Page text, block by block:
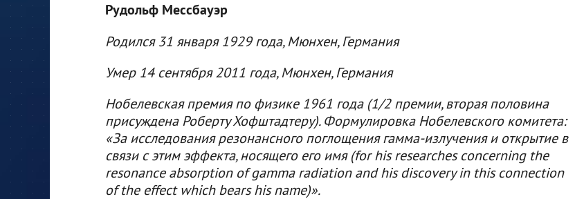
Рудольф Мессбауэр
Родился 31 января 1929 года, Мюнхен, Германия
Умер 14 сентября 2011 года, Мюнхен, Германия
Нобелевская премия по физике 1961 года (1/2 премии, вторая половина
присуждена Роберту Хофштадтеру). Формулировка Нобелевского комитета:
«За исследования резонансного поглощения гамма-излучения и открытие в
связи с этим эффекта, носящего его имя (for his researches concerning the
resonance absorption of gamma radiation and his discovery in this connection
of the effect which bears his name)».